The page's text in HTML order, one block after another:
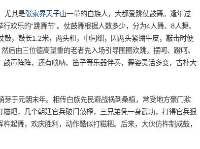
尤其是张家界天子山一带的白族人，大都爱跳仗鼓舞。逢年过
欢乐的“跳舞节”。仗鼓舞根据人数多少，分为4人舞、8人舞、
鼓，鼓长1.2米，两头粗，中间细，因两头紧绷牛皮，敲击时便
后由三位德高望重的老者先入场引导围圈欢跳，摆呵、蹬呵、
声阵阵，还有唢呐、笛子等乐器伴奏，舞姿灵活多变，古朴大
芽于元朝末年。相传白族先民避战祸到桑植，常受地方豪门欺
粑，几个朝廷官兵破门敲榨，三兄弟凭一身武功，打得官兵狠
起舞，欢庆胜利，动作酷似打糍粑。后来，大伙仿杵制成鼓，